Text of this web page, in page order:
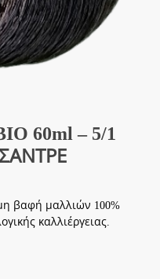
60ml – 5/1
βαφή μαλλιών 100%
καλλιέργειας.